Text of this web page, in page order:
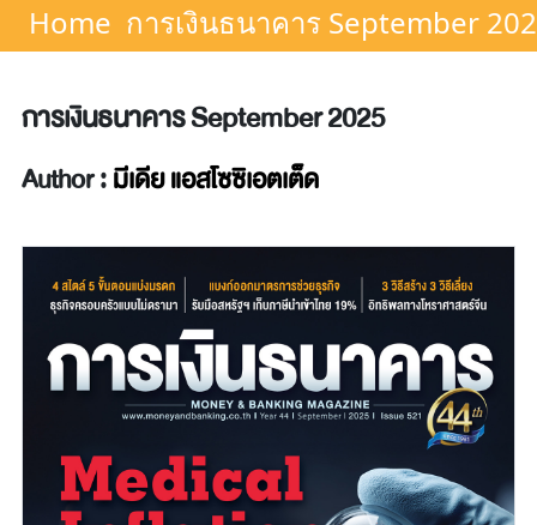
Home การเงินธนาคาร September
การเงินธนาคาร September 2025
Author :มีเดีย แอสโซซิเอตเต็ด